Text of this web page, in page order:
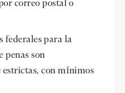
correo postal o
federales para la
penas son
con mínimos